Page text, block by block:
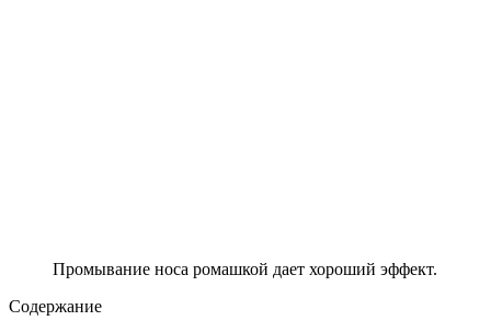
Промывание носа ромашкой дает хороший эффект.
Содержание